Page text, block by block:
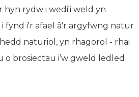
hyn rydw i wedi'i weld yn
fynd i'r afael â'r argyfwng natur
naturiol, yn rhagorol - rhai
brosiectau i’w gweld ledled